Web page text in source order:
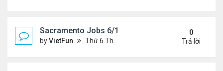
Sacramento Jobs 6/18/21- 6/25/21
byVietFun Thứ 6 Tháng 6 18, 2021 2:07 pm
0
Trả lời